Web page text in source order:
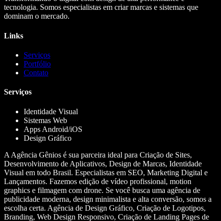
tecnologia. Somos especialistas em criar marcas e sistemas que
dominam o mercado.
Links
Serviços
Portfólio
Contato
Serviços
Identidade Visual
Sistemas Web
Apps Android/iOS
Design Gráfico
A Agência Gênios é sua parceira ideal para Criação de Sites,
Desenvolvimento de Aplicativos, Design de Marcas, Identidade
Visual em todo Brasil. Especialistas em SEO, Marketing Digital e
Lançamentos. Fazemos edição de vídeo profissional, motion
graphics e filmagem com drone. Se você busca uma agência de
publicidade moderna, design minimalista e alta conversão, somos a
escolha certa. Agência de Design Gráfico, Criação de Logotipos,
Branding, Web Design Responsivo, Criação de Landing Pages de